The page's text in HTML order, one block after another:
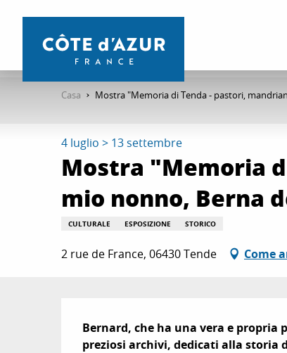
contenu
Casa Mostra "Memoria di Tenda - pastori,
4 luglio > 13 settembre
Mostra "Memoria
mio nonno, Berna
CULTURALE ESPOSIZIONE STORICO
2 rue de France, 06430 Tende Come
Descrizione
Bernard, che ha una vera e propria
preziosi archivi, dedicati alla storia